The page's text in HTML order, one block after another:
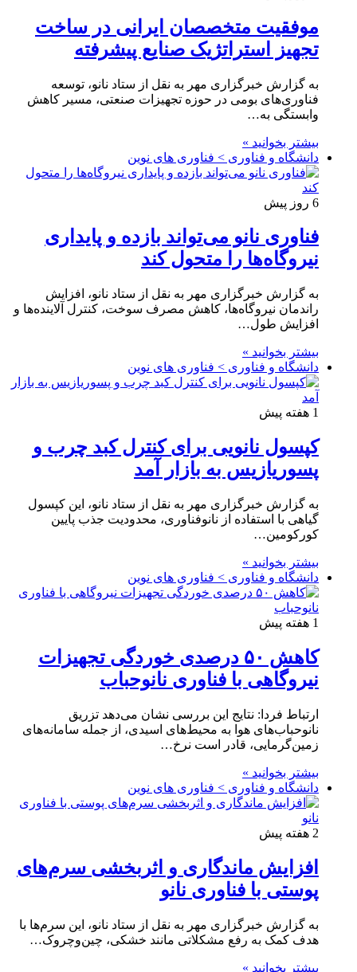
موفقیت متخصصان ایرانی در ساخت
تجهیز استراتژیک صنایع پیشرفته
به گزارش خبرگزاری مهر به نقل از ستاد نانو، توسعه
فناوری‌های بومی در حوزه تجهیزات صنعتی، مسیر کاهش
وابستگی به…
بیشتر بخوانید »
دانشگاه و فناوری > فناوری های نوین
6 روز پیش
فناوری نانو می‌تواند بازده و پایداری
نیروگاه‌ها را متحول کند
به گزارش خبرگزاری مهر به نقل از ستاد نانو، افزایش
راندمان نیروگاه‌ها، کاهش مصرف سوخت، کنترل آلاینده‌ها و
افزایش طول…
بیشتر بخوانید »
دانشگاه و فناوری > فناوری های نوین
1 هفته پیش
کپسول نانویی برای کنترل کبد چرب و
پسوریازیس به بازار آمد
به گزارش خبرگزاری مهر به نقل از ستاد نانو، این کپسول
گیاهی با استفاده از نانوفناوری، محدودیت جذب پایین
کورکومین…
بیشتر بخوانید »
دانشگاه و فناوری > فناوری های نوین
1 هفته پیش
کاهش ۵۰ درصدی خوردگی تجهیزات
نیروگاهی با فناوری نانوحباب
ارتباط فردا: نتایج این بررسی نشان می‌دهد تزریق
نانوحباب‌های هوا به محیط‌های اسیدی، از جمله سامانه‌های
زمین‌گرمایی، قادر است نرخ…
بیشتر بخوانید »
دانشگاه و فناوری > فناوری های نوین
2 هفته پیش
افزایش ماندگاری و اثربخشی سرم‌های
پوستی با فناوری نانو
به گزارش خبرگزاری مهر به نقل از ستاد نانو، این سرم‌ها با
هدف کمک به رفع مشکلاتی مانند خشکی، چین‌وچروک…
بیشتر بخوانید »